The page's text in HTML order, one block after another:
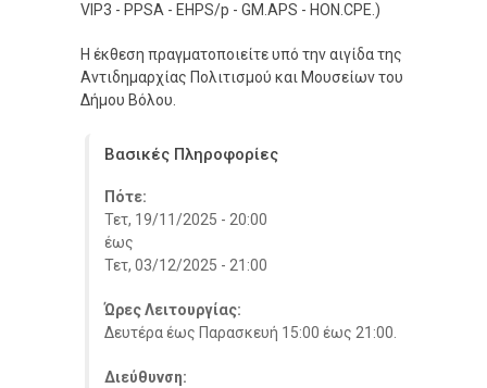
VIP3 - PPSA - EHPS/p - GM.APS - HON.CPE.)
Η έκθεση πραγματοποιείτε υπό την αιγίδα της
Αντιδημαρχίας Πολιτισμού και Μουσείων του
Δήμου Βόλου.
Βασικές Πληροφορίες
Πότε:
Τετ, 19/11/2025 - 20:00
έως
Τετ, 03/12/2025 - 21:00
Ώρες Λειτουργίας:
Δευτέρα έως Παρασκευή 15:00 έως 21:00.
Διεύθυνση: